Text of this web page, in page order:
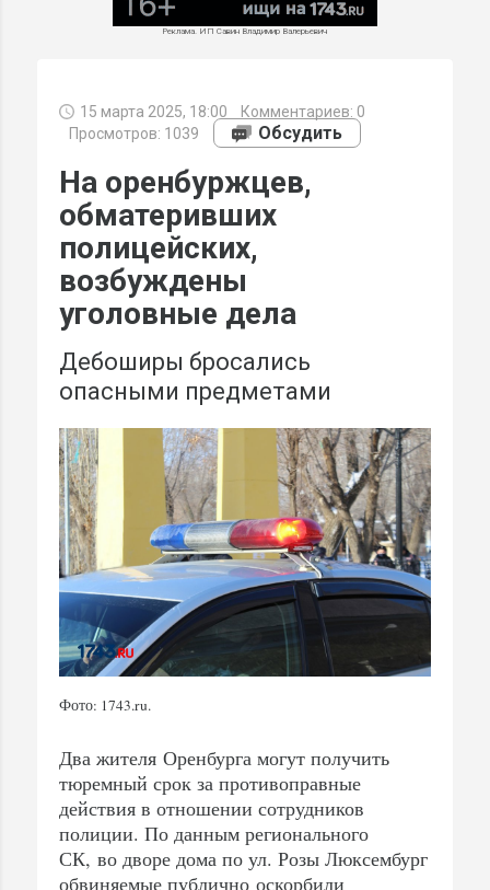
Реклама. ИП Савин Владимир Валерьевич
15 марта 2025, 18:00 Комментариев: 0
Просмотров: 1039
Обсудить
На оренбуржцев,
обматеривших
полицейских,
возбуждены
уголовные дела
Дебоширы бросались
опасными предметами
Фото: 1743.ru.
Два жителя Оренбурга могут получить
тюремный срок за противоправные
действия в отношении сотрудников
полиции. По данным регионального
СК, во дворе дома по ул. Розы Люксембург
обвиняемые публично оскорбили